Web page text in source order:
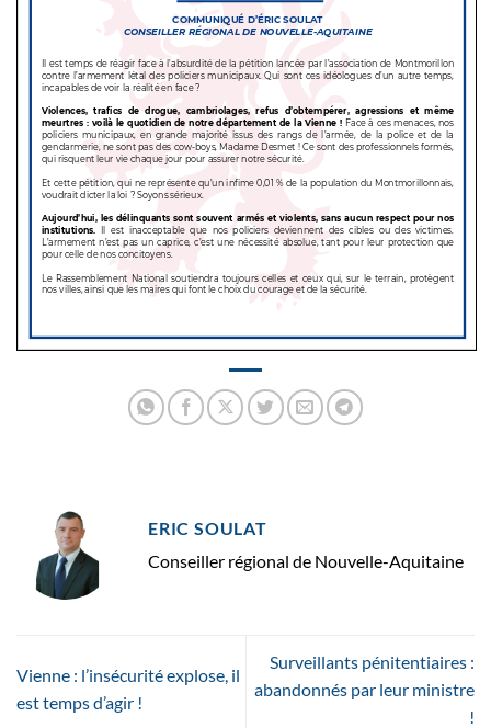
ERIC SOULAT
Conseiller régional de Nouvelle-Aquitaine
Vienne : l’insécurité explose, il
est temps d’agir !
Surveillants pénitentiaires :
abandonnés par leur ministre
!